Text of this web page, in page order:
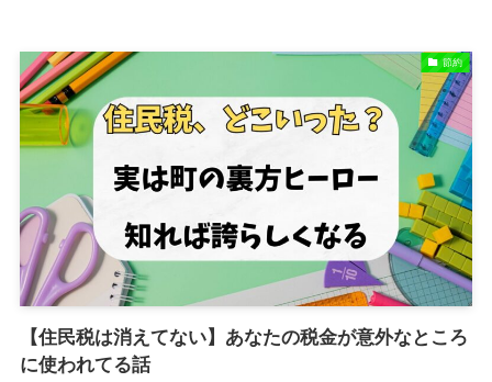
節約
【住民税は消えてない】あなたの税金が意外なところ
に使われてる話